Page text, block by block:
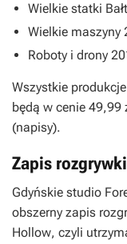
Wielkie statki
Wielkie maszyny
Roboty i drony
Wszystkie
będą w cenie
(napisy).
Zapis
Gdyńskie studio
obszerny zapis
Hollow, czyli